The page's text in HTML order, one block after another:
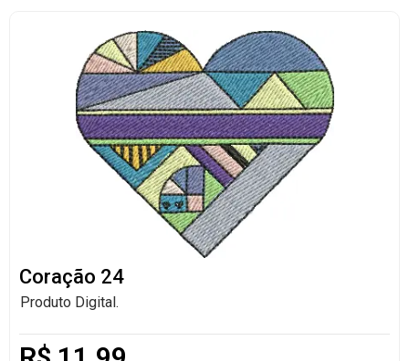
Coração 24
Produto Digital.